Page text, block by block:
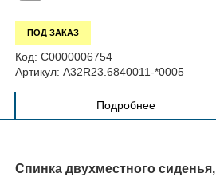
ПОД ЗАКАЗ
Код: С0000006754
Артикул: А32R23.6840011-*0005
Подробнее
Спинка двухместного сиденья,